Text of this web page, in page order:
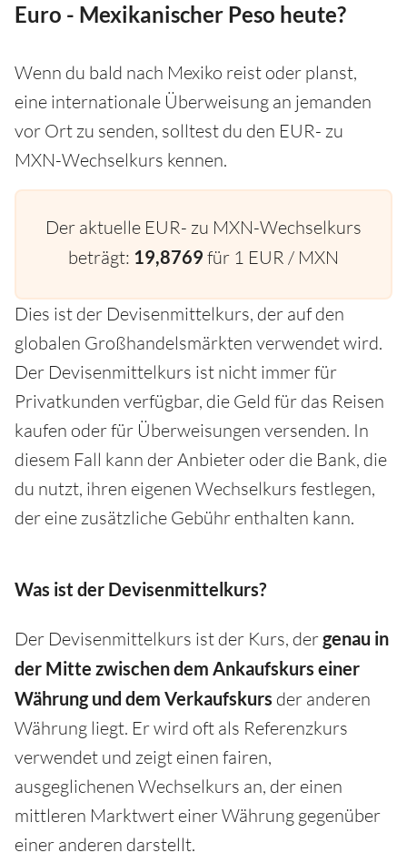
Euro - Mexikanischer Peso heute?
Wenn du bald nach Mexiko reist oder planst,
eine internationale Überweisung an jemanden
vor Ort zu senden, solltest du den EUR- zu
MXN-Wechselkurs kennen.
Der aktuelle EUR- zu MXN-Wechselkurs
beträgt: 19,8769 für 1 EUR / MXN
Dies ist der Devisenmittelkurs, der auf den
globalen Großhandelsmärkten verwendet wird.
Der Devisenmittelkurs ist nicht immer für
Privatkunden verfügbar, die Geld für das Reisen
kaufen oder für Überweisungen versenden. In
diesem Fall kann der Anbieter oder die Bank, die
du nutzt, ihren eigenen Wechselkurs festlegen,
der eine zusätzliche Gebühr enthalten kann.
Was ist der Devisenmittelkurs?
Der Devisenmittelkurs ist der Kurs, dergenau in
der Mitte zwischen dem Ankaufskurs einer
Währung und dem Verkaufskurs der anderen
Währung liegt. Er wird oft als Referenzkurs
verwendet und zeigt einen fairen,
ausgeglichenen Wechselkurs an, der einen
mittleren Marktwert einer Währung gegenüber
einer anderen darstellt.